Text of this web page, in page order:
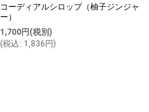
コーディアルシロップ（柚子ジンジャ
ー）
1,700円 (税別)
(税込 : 1,836 円)